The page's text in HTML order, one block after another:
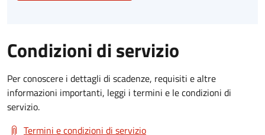
Condizioni di servizio
Per conoscere i dettagli di scadenze, requisiti e altre
informazioni importanti, leggi i termini e le condizioni di
servizio.
Termini e condizioni di servizio